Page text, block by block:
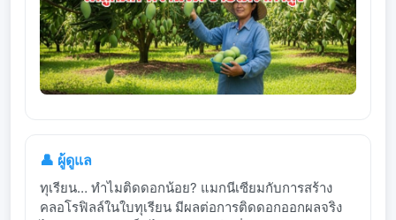
👤 ผู้ดูแล
ทุเรียน… ทำไมติดดอกน้อย? แมกนีเซียมกับการสร้าง
คลอโรฟิลล์ในใบทุเรียน มีผลต่อการติดดอกออกผลจริง